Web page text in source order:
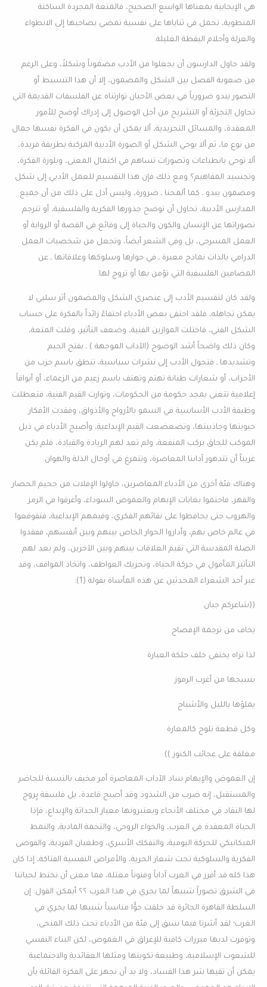
هي الإيجابية بمعناها الواسع الصحيح، فالمتعة المجردة الساكنة
المنطوية، تحمل في ثناياها على نفسية تمضي بصاحبها إلى الانطواء
والعزلة وأحلام اليقظة العليلة.
ولقد حاول الدارسون أن يجعلوا من الأدب مضموناً وشكلاً، وعلى الرغم
من صعوبة الفصل بين الشكل والمضمون، إلا أن هذا التبسيط أو
التصور يبدو ضرورياً في بعض الأحيان توارثناه عن الفلسفات القديمة التي
تحاول التجزئة أو التشريح من أجل الوصول إلى إدراك أوضح للأمور
المعقدة، والمسائل التجريدية، ألا يمكن أن يكون في الفكرة نفسها جمال
من نوع ما، ثم ألا يوحي الشكل أو الصورة الأدبية المركبة بطريقة فريدة،
ألا توحي بانطباعات وتصورات تساهم في اكتمال المعنى، وبلورة الفكرة،
وتجسيد المفاهيم؟ ومع ذلك فإن هذا التقسيم للعمل الأدبي إلى شكل
ومضمون يبدو ـ كما ألمحنا ـ ضرورة، وليس أدل على ذلك من أن جميع
المدارس الأدبية، تحاول أن توضح جذورها الفكرية والفلسفية، أو تترجم
تصوراتها عن الإنسان والكون والحياة إلى وقائع في القصة أو الرواية أو
العمل المسرحي، بل وفي الشعر أيضاً، وتجعل من شخصيات العمل
الدرامي بالذات نماذج معبرة ـ في حوارها وسلوكها وعلاقاتها ـ عن
المضامين الفلسفية التي تؤمن بها أو تروج لها.
ولقد كان لتقسيم الأدب إلى عنصري الشكل والمضمون أثر سلبي لا
يمكن تجاهله، فلقد احتفى بعض الأدباء احتفاءً زائداً بالفكرة على حساب
الشكل الفني، فاختلت الموازين الفنية، وضعف التأثير، وقلت المتعة،
وكان ذلك واضحاً أشد الوضوح (الآداب الموجهة ) ـ بفتح الجيم
وتشديدها ـ فتحول الأدب إلى نشرات سياسية، تنطق باسم حزب من
الأحزاب، أو شعارات طنانة تهتم وتهتف باسم زعيم من الزعماء، أو أبواقاً
إعلامية تتغنى بمجد حكومة من الحكومات، وتوارت القيم الفنية، فتعطلت
وظيفة الأدب الأساسية في السمو بالأرواح والأذواق، وفقدت الأفكار
حيويتها وجاذبيتها، وتضعضعت القيم الإبداعية، وأصبح الأدباء في ذيل
الموكب للحاق بركب المنفعة، ولم تعد لهم الريادة والقيادة، فلم يكن
غريباً أن تتدهور آدابنا المعاصرة، وتتمرغ في أوحال الذلة والهوان.
وهناك فئة أخرى من الأدباء المعاصرين، حاولوا الإفلات من جحيم الحصار
والقهر، فاحتموا بغابات الإبهام والغموض السوداء، وأغرقوا في الرمز
والهروب حتى يحافظوا على نقائهم الفكري، وقيمهم الإبداعية، فتقوقعوا
في عالم خاص بهم، وأداروا الحوار الخاص بينهم وبين أنفسهم، ففقدوا
الصلة المقدسة التي تقيم العلاقات بينهم وبين الآخرين، ولم يعد لهم
التأثير المأمول في حركة الحياة، وتحريك العواطف، واتخاذ المواقف، وقد
عبر أحد الشعراء المحدثين عن هذه المأساة بقوله (1):
((شاعركم جبان
يخاف من ترجمة الإفصاح
لذا تراه يختفي خلف حلكة العبارة
ينسجها من أغرب الرموز
يملؤها بالليل والأشباح
وكل قطعة تلوح كالمغارة
مغلقة على عجائب الكنوز ))
إن الغموض والإبهام ساد الآداب المعاصرة أمر مخيف بالنسبة للحاضر
والمستقبل، إنه ضرب من الشذوذ وقد أصبح قاعدة، بل فلسفة يٍروج
لها النقاد في مختلف الأنحاء ويعتبرونها معيار الحداثة والإبداع، فإذا
الحياة المعقدة في الغرب، والخواء الروحي، والتخمة المادية، والنمط
الميكانيكي للحركة اليومية، والتفكك الأسري، وطغيان الفردية، والفوضى
الفكرية والسلوكية تحت شعار الحرية، والأمراض النفسية الفتاكة، إذا كان
هذا كله قد أفرز في الغرب آداباً وفنوناً معتلة، فما معنى أن نختط لحياتنا
في الشرق تصوراً شبيهاً لما يجري في هذا الغرب ؟؟ أيمكن القول: إن
السلطة القاهرة الجائرة قد خلقت جوًّا مناسباً شبيها لما يجري في
الغرب؛ لقد أشرنا فيما سبق إلى فئة من الأدباء تحت ذلك المنحى،
وتوفرت لديها مبررات كافية للإغراق في الغموض، لكن البناء النفسي
للشعوب الإسلامية، وطبيعة تكوينها ومثلها العقائدية والاجتماعية
يمكن أن تقيها شر هذا الفساد، ولا بد أن نجهز على الفكرة القائلة بأن